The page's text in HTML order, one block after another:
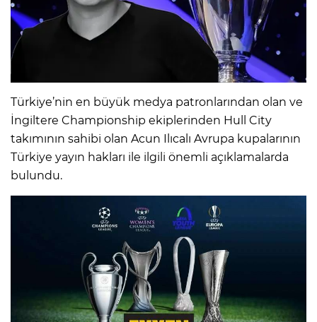
Türkiye’nin en büyük medya patronlarından olan ve
İngiltere Championship ekiplerinden Hull City
takımının sahibi olan Acun Ilıcalı Avrupa kupalarının
Türkiye yayın hakları ile ilgili önemli açıklamalarda
bulundu.